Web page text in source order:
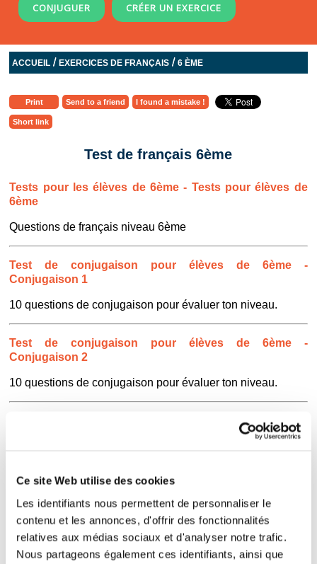
Ce site Web utilise des cookies
Les identifiants nous permettent de personnaliser le
contenu et les annonces, d'offrir des fonctionnalités
relatives aux médias sociaux et d'analyser notre trafic.
Nous partageons également ces identifiants, ainsi que
CONJUGUER CRÉER UN EXERCICE
ACCUEIL /EXERCICES DE FRANÇAIS /6 ÈME
Print Send to a friend I found a mistake !
Short link
Test de français 6ème
Tests pour les élèves de 6ème - Tests pour élèves de
6ème
Questions de français niveau 6ème
Test de conjugaison pour élèves de 6ème -
Conjugaison 1
10 questions de conjugaison pour évaluer ton niveau.
Test de conjugaison pour élèves de 6ème -
Conjugaison 2
10 questions de conjugaison pour évaluer ton niveau.
Test de français pour élèves de 6ème - 2
10 questions de grammaire, conjugaison, orthographe et
vocabulaire pour évaluer ton niveau.